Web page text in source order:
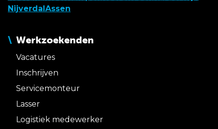
Nijverdal Assen
Werkzoekenden
Vacatures
Inschrijven
Servicemonteur
Lasser
Logistiek medewerker